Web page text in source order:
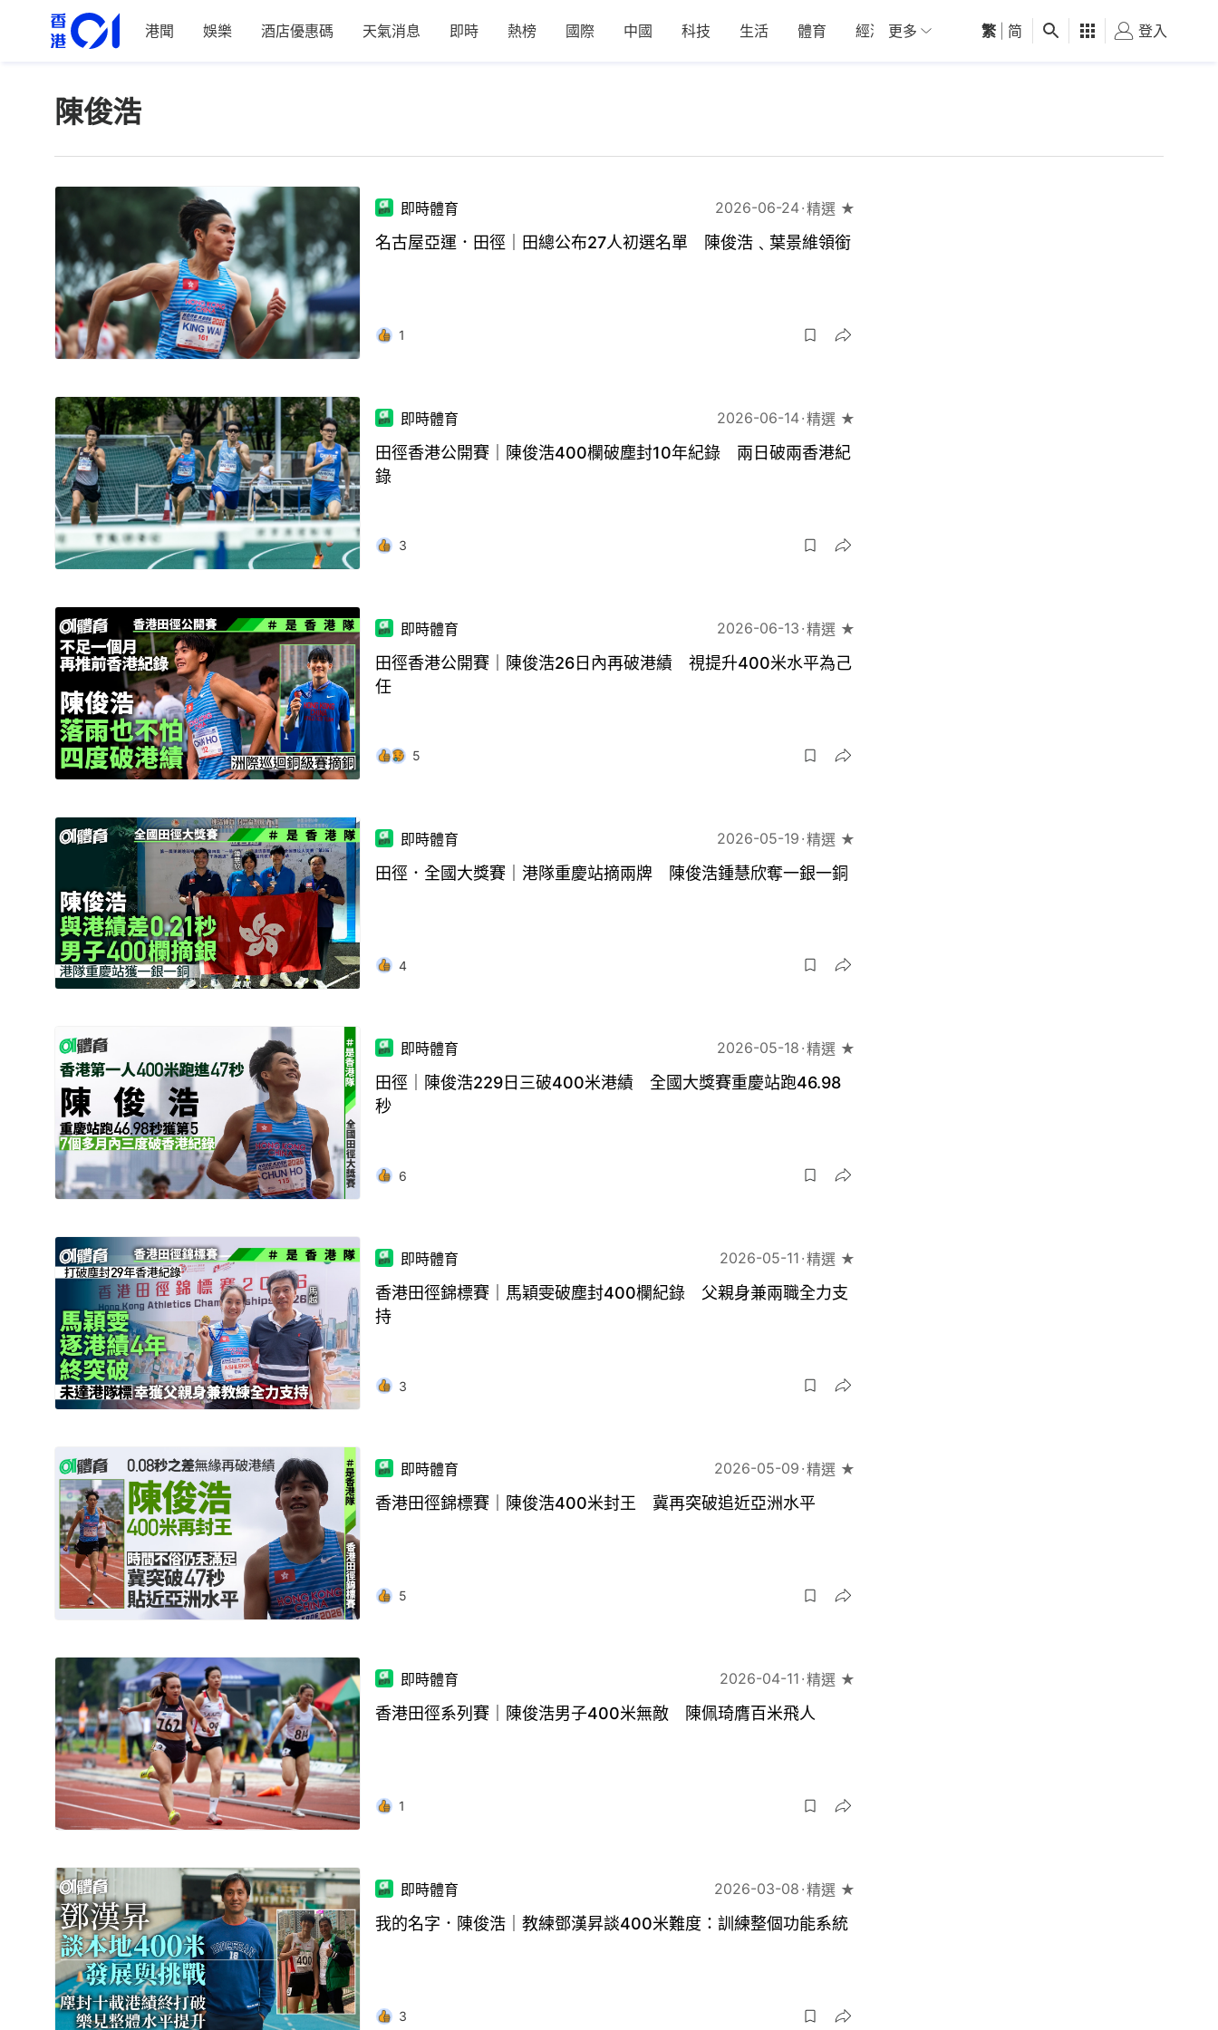
港聞 娛樂 酒店優惠碼 天氣消息 即時 熱榜 國際 中國 科技 生活 體育 經濟 01深圳 觀點 健康 好食玩飛
更多 繁 简 登入
陳俊浩
即時體育 2026-06-24 精選 ★
名古屋亞運．田徑｜田總公布27人初選名單 陳俊浩﹑葉景維領銜
1
即時體育 2026-06-14 精選 ★
田徑香港公開賽｜陳俊浩400欄破塵封10年紀錄 兩日破兩香港紀
錄
3
即時體育 2026-06-13 精選 ★
田徑香港公開賽｜陳俊浩26日內再破港績 視提升400米水平為己
任
5
即時體育 2026-05-19 精選 ★
田徑．全國大獎賽｜港隊重慶站摘兩牌 陳俊浩鍾慧欣奪一銀一銅
4
即時體育 2026-05-18 精選 ★
田徑｜陳俊浩229日三破400米港績 全國大獎賽重慶站跑46.98
秒
6
即時體育 2026-05-11 精選 ★
香港田徑錦標賽｜馬穎雯破塵封400欄紀錄 父親身兼兩職全力支
持
3
即時體育 2026-05-09 精選 ★
香港田徑錦標賽｜陳俊浩400米封王 冀再突破追近亞洲水平
5
即時體育 2026-04-11 精選 ★
香港田徑系列賽｜陳俊浩男子400米無敵 陳佩琦膺百米飛人
1
即時體育 2026-03-08 精選 ★
我的名字．陳俊浩｜教練鄧漢昇談400米難度：訓練整個功能系統
3